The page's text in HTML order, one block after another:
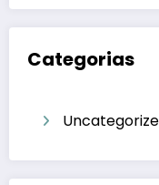
Categorias